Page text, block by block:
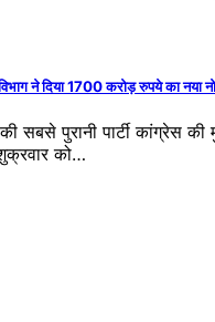
ने दिया 1700 करोड़ रुपये का नया
सबसे पुरानी पार्टी कांग्रेस
को…